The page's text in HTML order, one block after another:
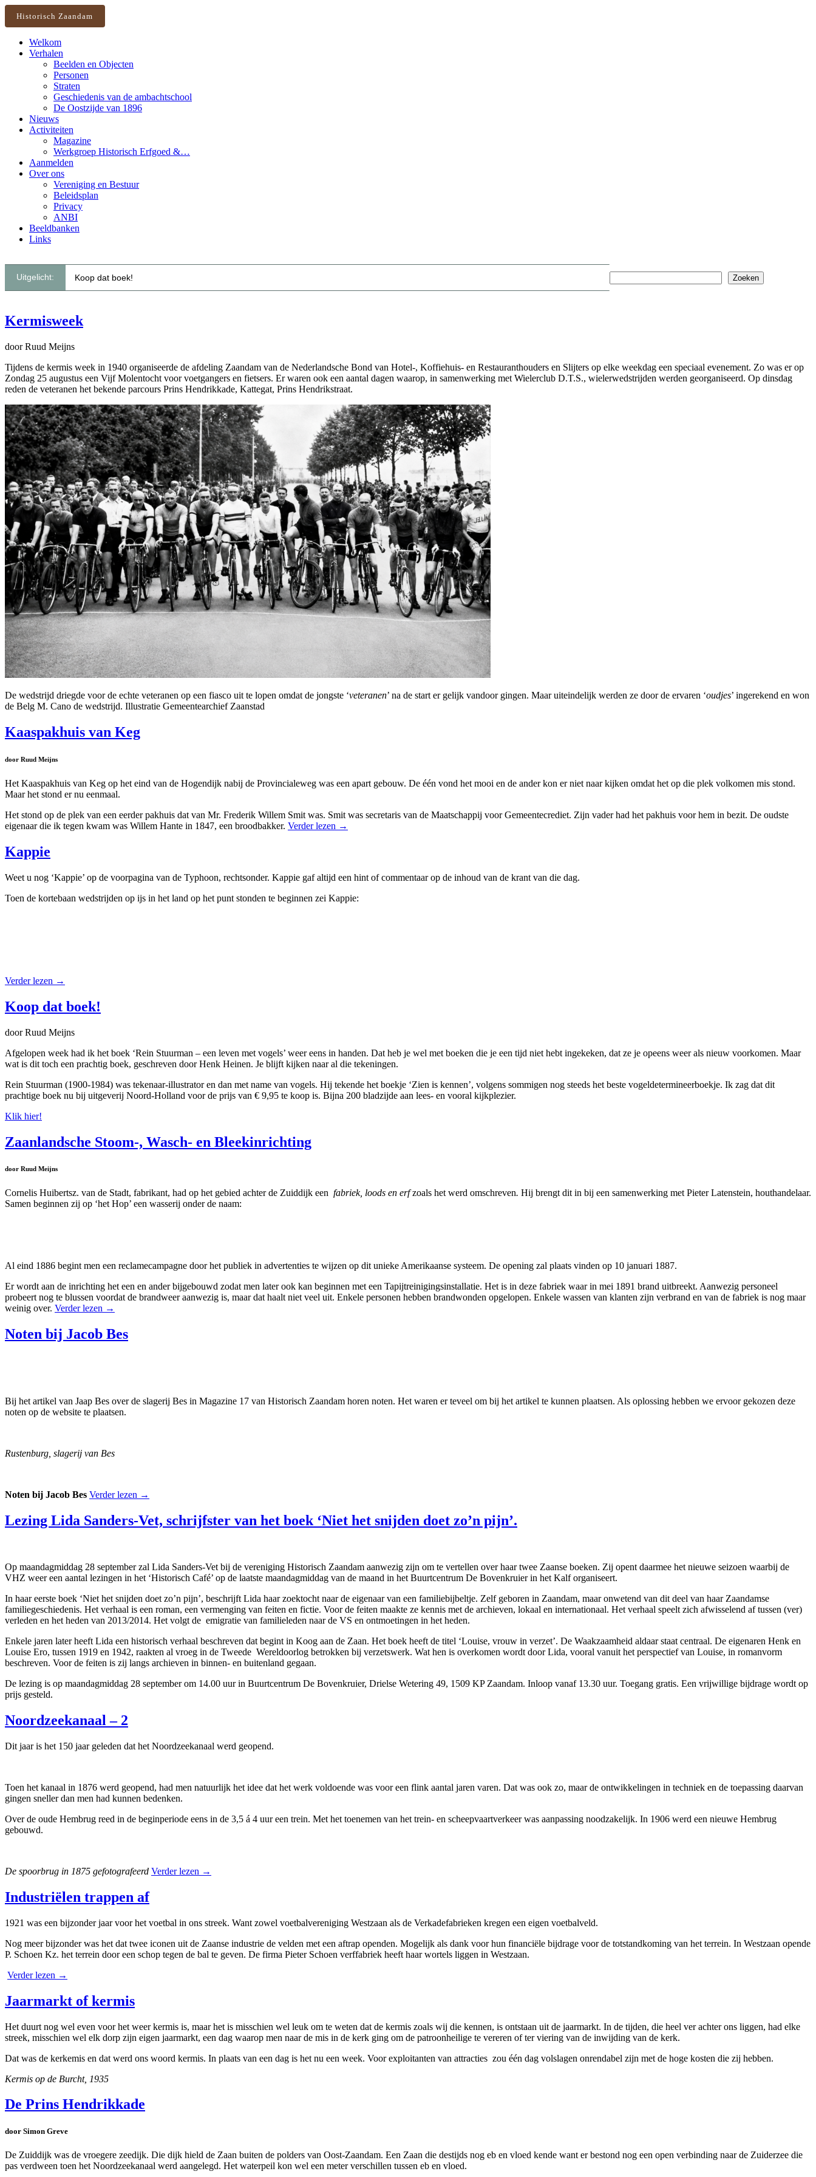
Historisch Zaandam
Welkom
Verhalen
Beelden en Objecten
Personen
Straten
Geschiedenis van de ambachtschool
De Oostzijde van 1896
Nieuws
Activiteiten
Magazine
Werkgroep Historisch Erfgoed &…
Aanmelden
Over ons
Vereniging en Bestuur
Beleidsplan
Privacy
ANBI
Beeldbanken
Links
Uitgelicht: Koop dat boek!
Hoe Cor Visser Luilak vierde
Wekelijkse inloopmiddag
Zoeken
Kermisweek
door Ruud Meijns
Tijdens de kermis week in 1940 organiseerde de afdeling Zaandam van de Nederlandsche Bond van Hotel-, Koffiehuis- en Restauranthouders en Slijters op elke weekdag een speciaal evenement. Zo was er op
Zondag 25 augustus een Vijf Molentocht voor voetgangers en fietsers. Er waren ook een aantal dagen waarop, in samenwerking met Wielerclub D.T.S., wielerwedstrijden werden georganiseerd. Op dinsdag
reden de veteranen het bekende parcours Prins Hendrikkade, Kattegat, Prins Hendrikstraat.
De wedstrijd driegde voor de echte veteranen op een fiasco uit te lopen omdat de jongste ‘veteranen’ na de start er gelijk vandoor gingen. Maar uiteindelijk werden ze door de ervaren ‘oudjes’ ingerekend en won
de Belg M. Cano de wedstrijd. Illustratie Gemeentearchief Zaanstad
Kaaspakhuis van Keg
door Ruud Meijns
Het Kaaspakhuis van Keg op het eind van de Hogendijk nabij de Provincialeweg was een apart gebouw. De één vond het mooi en de ander kon er niet naar kijken omdat het op die plek volkomen mis stond.
Maar het stond er nu eenmaal.
Het stond op de plek van een eerder pakhuis dat van Mr. Frederik Willem Smit was. Smit was secretaris van de Maatschappij voor Gemeentecrediet. Zijn vader had het pakhuis voor hem in bezit. De oudste
eigenaar die ik tegen kwam was Willem Hante in 1847, een broodbakker. Verder lezen →
Kappie
Weet u nog ‘Kappie’ op de voorpagina van de Typhoon, rechtsonder. Kappie gaf altijd een hint of commentaar op de inhoud van de krant van die dag.
Toen de kortebaan wedstrijden op ijs in het land op het punt stonden te beginnen zei Kappie:
Verder lezen →
Koop dat boek!
door Ruud Meijns
Afgelopen week had ik het boek ‘Rein Stuurman – een leven met vogels’ weer eens in handen. Dat heb je wel met boeken die je een tijd niet hebt ingekeken, dat ze je opeens weer als nieuw voorkomen. Maar
wat is dit toch een prachtig boek, geschreven door Henk Heinen. Je blijft kijken naar al die tekeningen.
Rein Stuurman (1900-1984) was tekenaar-illustrator en dan met name van vogels. Hij tekende het boekje ‘Zien is kennen’, volgens sommigen nog steeds het beste vogeldetermineerboekje. Ik zag dat dit
prachtige boek nu bij uitgeverij Noord-Holland voor de prijs van € 9,95 te koop is. Bijna 200 bladzijde aan lees- en vooral kijkplezier.
Klik hier!
Zaanlandsche Stoom-, Wasch- en Bleekinrichting
door Ruud Meijns
Cornelis Huibertsz. van de Stadt, fabrikant, had op het gebied achter de Zuiddijk een fabriek, loods en erfzoals het werd omschreven. Hij brengt dit in bij een samenwerking met Pieter Latenstein, houthandelaar.
Samen beginnen zij op ‘het Hop’ een wasserij onder de naam:
Al eind 1886 begint men een reclamecampagne door het publiek in advertenties te wijzen op dit unieke Amerikaanse systeem. De opening zal plaats vinden op 10 januari 1887.
Er wordt aan de inrichting het een en ander bijgebouwd zodat men later ook kan beginnen met een Tapijtreinigingsinstallatie. Het is in deze fabriek waar in mei 1891 brand uitbreekt. Aanwezig personeel
probeert nog te blussen voordat de brandweer aanwezig is, maar dat haalt niet veel uit. Enkele personen hebben brandwonden opgelopen. Enkele wassen van klanten zijn verbrand en van de fabriek is nog maar
weinig over. Verder lezen →
Noten bij Jacob Bes
Bij het artikel van Jaap Bes over de slagerij Bes in Magazine 17 van Historisch Zaandam horen noten. Het waren er teveel om bij het artikel te kunnen plaatsen. Als oplossing hebben we ervoor gekozen deze
noten op de website te plaatsen.
Rustenburg, slagerij van Bes
Noten bij Jacob Bes Verder lezen →
Lezing Lida Sanders-Vet, schrijfster van het boek ‘Niet het snijden doet zo’n pijn’.
Op maandagmiddag 28 september zal Lida Sanders-Vet bij de vereniging Historisch Zaandam aanwezig zijn om te vertellen over haar twee Zaanse boeken. Zij opent daarmee het nieuwe seizoen waarbij de
VHZ weer een aantal lezingen in het ‘Historisch Café’ op de laatste maandagmiddag van de maand in het Buurtcentrum De Bovenkruier in het Kalf organiseert.
In haar eerste boek ‘Niet het snijden doet zo’n pijn’, beschrijft Lida haar zoektocht naar de eigenaar van een familiebijbeltje. Zelf geboren in Zaandam, maar onwetend van dit deel van haar Zaandamse
familiegeschiedenis. Het verhaal is een roman, een vermenging van feiten en fictie. Voor de feiten maakte ze kennis met de archieven, lokaal en internationaal. Het verhaal speelt zich afwisselend af tussen (ver)
verleden en het heden van 2013/2014. Het volgt de emigratie van familieleden naar de VS en ontmoetingen in het heden.
Enkele jaren later heeft Lida een historisch verhaal beschreven dat begint in Koog aan de Zaan. Het boek heeft de titel ‘Louise, vrouw in verzet’. De Waakzaamheid aldaar staat centraal. De eigenaren Henk en
Louise Ero, tussen 1919 en 1942, raakten al vroeg in de Tweede Wereldoorlog betrokken bij verzetswerk. Wat hen is overkomen wordt door Lida, vooral vanuit het perspectief van Louise, in romanvorm
beschreven. Voor de feiten is zij langs archieven in binnen- en buitenland gegaan.
De lezing is op maandagmiddag 28 september om 14.00 uur in Buurtcentrum De Bovenkruier, Drielse Wetering 49, 1509 KP Zaandam. Inloop vanaf 13.30 uur. Toegang gratis. Een vrijwillige bijdrage wordt op
prijs gesteld.
Noordzeekanaal – 2
Dit jaar is het 150 jaar geleden dat het Noordzeekanaal werd geopend.
Toen het kanaal in 1876 werd geopend, had men natuurlijk het idee dat het werk voldoende was voor een flink aantal jaren varen. Dat was ook zo, maar de ontwikkelingen in techniek en de toepassing daarvan
gingen sneller dan men had kunnen bedenken.
Over de oude Hembrug reed in de beginperiode eens in de 3,5 á 4 uur een trein. Met het toenemen van het trein- en scheepvaartverkeer was aanpassing noodzakelijk. In 1906 werd een nieuwe Hembrug
gebouwd.
De spoorbrug in 1875 gefotografeerd Verder lezen →
Industriëlen trappen af
1921 was een bijzonder jaar voor het voetbal in ons streek. Want zowel voetbalvereniging Westzaan als de Verkadefabrieken kregen een eigen voetbalveld.
Nog meer bijzonder was het dat twee iconen uit de Zaanse industrie de velden met een aftrap openden. Mogelijk als dank voor hun financiële bijdrage voor de totstandkoming van het terrein. In Westzaan opende
P. Schoen Kz. het terrein door een schop tegen de bal te geven. De firma Pieter Schoen verffabriek heeft haar wortels liggen in Westzaan.
Verder lezen →
Jaarmarkt of kermis
Het duurt nog wel even voor het weer kermis is, maar het is misschien wel leuk om te weten dat de kermis zoals wij die kennen, is ontstaan uit de jaarmarkt. In de tijden, die heel ver achter ons liggen, had elke
streek, misschien wel elk dorp zijn eigen jaarmarkt, een dag waarop men naar de mis in de kerk ging om de patroonheilige te vereren of ter viering van de inwijding van de kerk.
Dat was de kerkemis en dat werd ons woord kermis. In plaats van een dag is het nu een week. Voor exploitanten van attracties zou één dag volslagen onrendabel zijn met de hoge kosten die zij hebben.
Kermis op de Burcht, 1935
De Prins Hendrikkade
door Simon Greve
De Zuiddijk was de vroegere zeedijk. Die dijk hield de Zaan buiten de polders van Oost-Zaandam. Een Zaan die destijds nog eb en vloed kende want er bestond nog een open verbinding naar de Zuiderzee die
pas verdween toen het Noordzeekanaal werd aangelegd. Het waterpeil kon wel een meter verschillen tussen eb en vloed.